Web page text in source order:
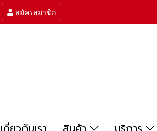
สมัครสมาชิก